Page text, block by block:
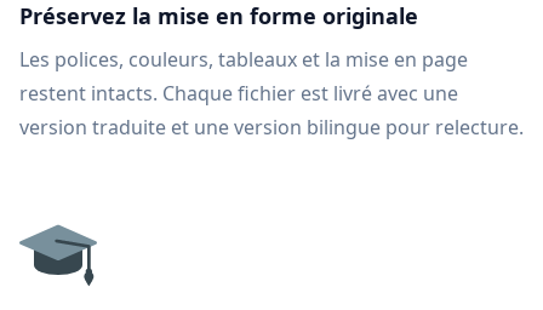
Préservez la mise en forme originale
Les polices, couleurs, tableaux et la mise en page
restent intacts. Chaque fichier est livré avec une
version traduite et une version bilingue pour relecture.